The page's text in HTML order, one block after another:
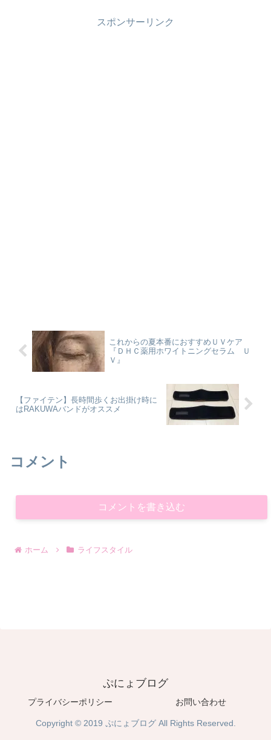
スポンサーリンク
これからの夏本番におすすめＵＶケア
『ＤＨＣ薬用ホワイトニングセラム Ｕ
Ｖ』
【ファイテン】長時間歩くお出掛け時に
はRAKUWAバンドがオススメ
コメント
コメントを書き込む
ホーム ライフスタイル
ぷにょブログ
プライバシーポリシー お問い合わせ
Copyright © 2019 ぷにょブログ All Rights Reserved.